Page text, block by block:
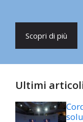
Scopri di più
Ultimi